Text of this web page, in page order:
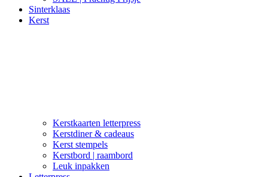
Sinterklaas
Kerst
Kerstkaarten letterpress
Kerstdiner & cadeaus
Kerst stempels
Kerstbord | raambord
Leuk inpakken